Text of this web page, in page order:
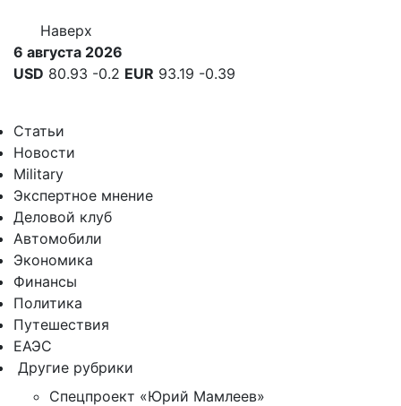
Наверх
6 августа 2026
USD 80.93 -0.2 EUR 93.19 -0.39
Статьи
Новости
Military
Экспертное мнение
Деловой клуб
Автомобили
Экономика
Финансы
Политика
Путешествия
ЕАЭС
Другие рубрики
Спецпроект «Юрий Мамлеев»